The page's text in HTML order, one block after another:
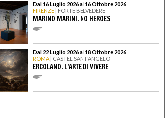
Dal 16 Luglio 2026 al 16 Ottobre 2026
FIRENZE | FORTE BELVEDERE
MARINO MARINI. NO HEROES
Dal 22 Luglio 2026 al 18 Ottobre 2026
ROMA | CASTEL SANT’ANGELO
ERCOLANO. L’ARTE DI VIVERE